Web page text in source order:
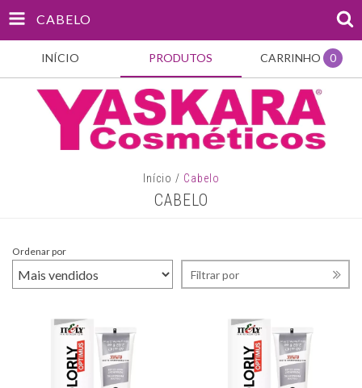
CABELO
INÍCIO PRODUTOS CARRINHO 0
Início / Cabelo
CABELO
Ordenar por
Filtrar por